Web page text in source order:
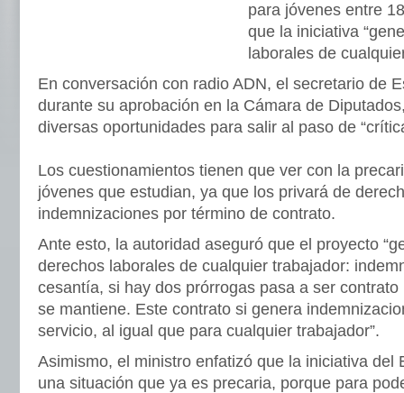
para jóvenes entre
que la iniciativa
laborales de
En conversación con radio ADN, el secretario de
durante su aprobación en la Cámara de
diversas oportunidades para salir al paso de
Los cuestionamientos tienen que ver con la
jóvenes que estudian, ya que los privará de
indemnizaciones por término de contrato.
Ante esto, la autoridad aseguró que el proyecto
derechos laborales de cualquier trabajador:
cesantía, si hay dos prórrogas pasa a ser
se mantiene. Este contrato si genera
servicio, al igual que para cualquier trabajador”.
Asimismo, el ministro enfatizó que la iniciativa del
una situación que ya es precaria, porque para